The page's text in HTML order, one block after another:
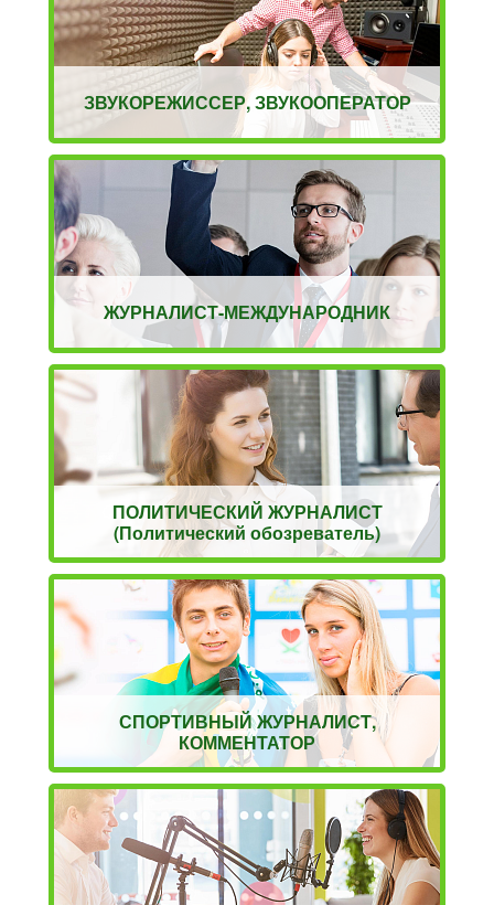
ЗВУКОРЕЖИССЕР, ЗВУКООПЕРАТОР
ЖУРНАЛИСТ-МЕЖДУНАРОДНИК
ПОЛИТИЧЕСКИЙ ЖУРНАЛИСТ
(Политический обозреватель)
СПОРТИВНЫЙ ЖУРНАЛИСТ,
КОММЕНТАТОР